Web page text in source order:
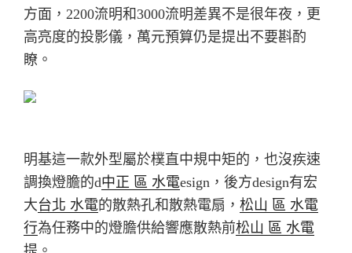
方面，2200流明和3000流明差異不是很年夜，更
高亮度的投影儀，萬元預算仍是提出不要斟酌
瞭。
明基這一款外型屬於樸直中規中矩的，也沒疾速
調換燈膽的d中正 區 水電esign，後方design有宏
大台北 水電的散熱孔和散熱電扇， 松山 區 水電
行為任務中的燈膽供給響應散熱前松山 區 水電